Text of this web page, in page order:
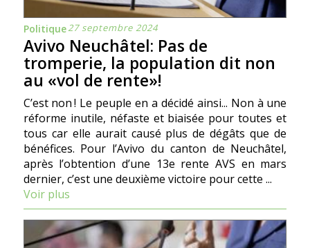
Politique27 septembre 2024
Avivo Neuchâtel: Pas de
tromperie, la population dit non
au «vol de rente»!
C’est non ! Le peuple en a décidé ainsi... Non à une
réforme inutile, néfaste et biaisée pour toutes et
tous car elle aurait causé plus de dégâts que de
bénéfices. Pour l’Avivo du canton de Neuchâtel,
après l’obtention d’une 13e rente AVS en mars
dernier, c’est une deuxième victoire pour cette ...
Voir plus